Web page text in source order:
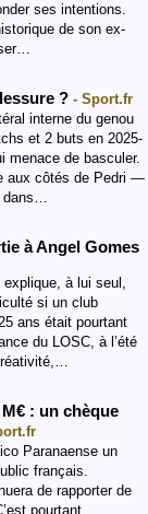
ses intentions.
de son ex-
? - Sport.fr
interne du genou
et 2 buts en 2025-
menace de basculer.
aux côtés de Pedri —
dans…
à Angel Gomes
à lui seul,
si un club
ans était pourtant
du LOSC, à l’été
: un chèque
Paranaense un
français.
de rapporter de
pourtant